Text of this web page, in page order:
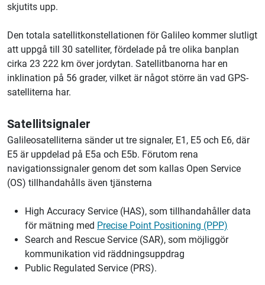
skjutits upp.
Den totala satellitkonstellationen för Galileo kommer slutligt
att uppgå till 30 satelliter, fördelade på tre olika banplan
cirka 23 222 km över jordytan. Satellitbanorna har en
inklination på 56 grader, vilket är något större än vad GPS-
satelliterna har.
Satellitsignaler
Galileosatelliterna sänder ut tre signaler, E1, E5 och E6, där
E5 är uppdelad på E5a och E5b. Förutom rena
navigationssignaler genom det som kallas Open Service
(OS) tillhandahålls även tjänsterna
High Accuracy Service (HAS), som tillhandahåller data
för mätning med Precise Point Positioning (PPP)
Search and Rescue Service (SAR), som möjliggör
kommunikation vid räddningsuppdrag
Public Regulated Service (PRS).